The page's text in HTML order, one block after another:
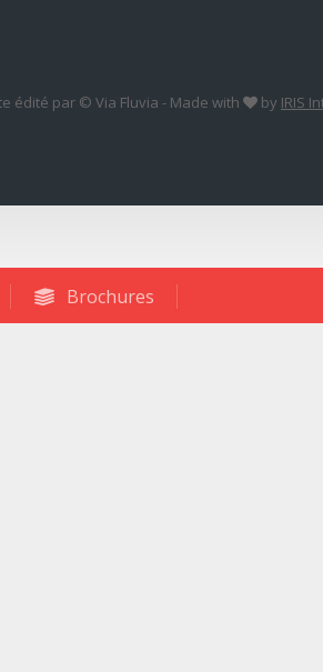
édité par © Via Fluvia - Made with by IRIS
Brochures